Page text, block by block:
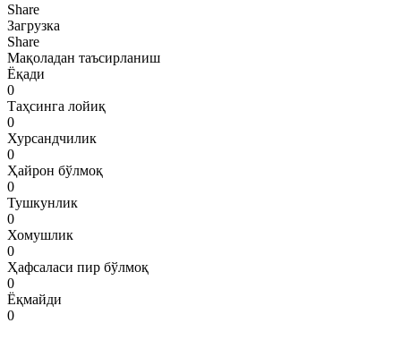
Share
Загрузка
Share
Мақоладан таъсирланиш
Ёқади
0
Таҳсинга лойиқ
0
Хурсандчилик
0
Ҳайрон бўлмоқ
0
Тушкунлик
0
Хомушлик
0
Ҳафсаласи пир бўлмоқ
0
Ёқмайди
0